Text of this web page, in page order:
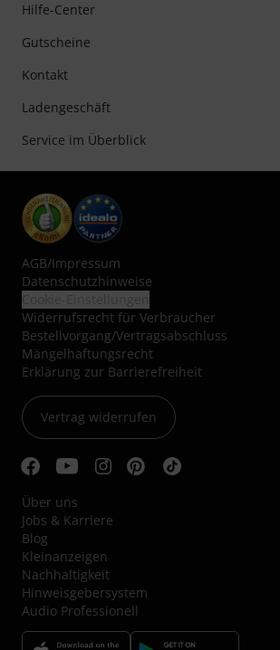
Hilfe-Center
Gutscheine
Kontakt
Ladengeschäft
Service im Überblick
AGB/Impressum
Datenschutzhinweise
Widerrufsrecht für Verbraucher
Bestellvorgang/Vertragsabschluss
Mängelhaftungsrecht
Erklärung zur Barrierefreiheit
Vertrag widerrufen
Über uns
Jobs & Karriere
Blog
Kleinanzeigen
Nachhaltigkeit
Hinweisgebersystem
Audio Professionell